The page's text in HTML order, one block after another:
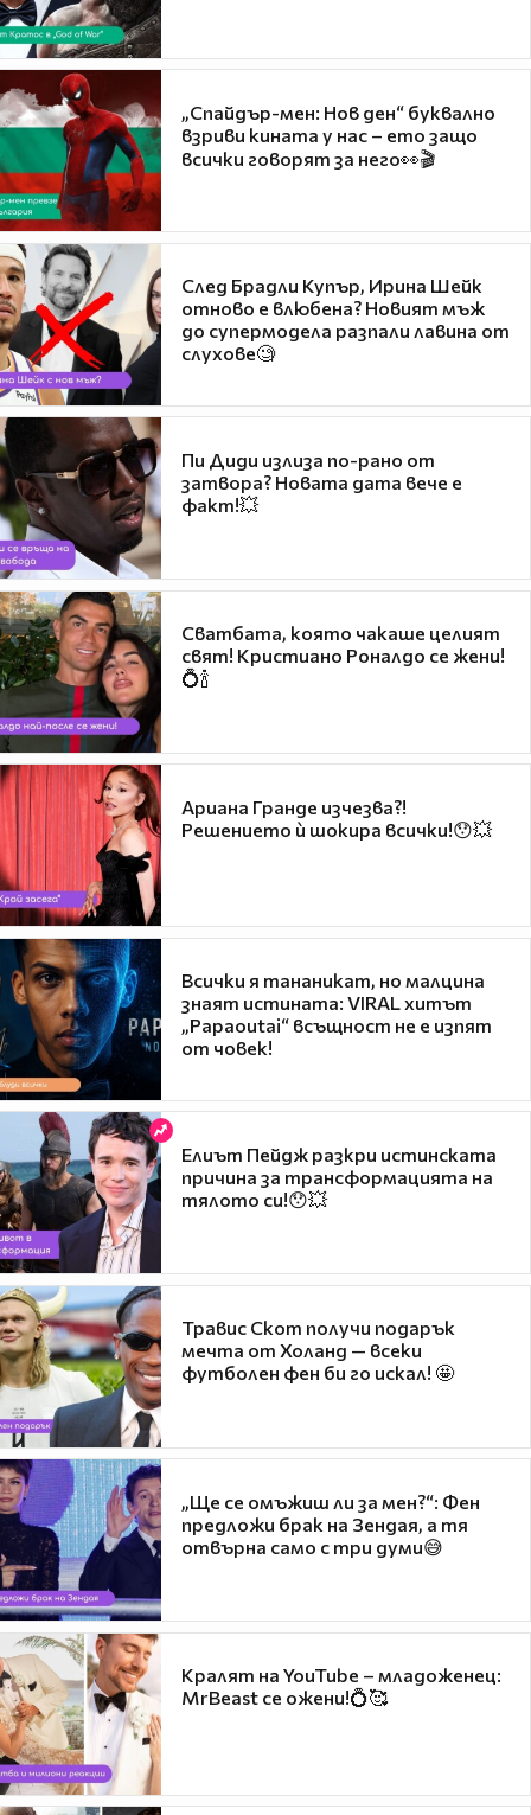
„Спайдър-мен: Нов ден“ буквално
взриви кината у нас – ето защо
всички говорят за него👀🎬
След Брадли Купър, Ирина Шейк
отново е влюбена? Новият мъж
до супермодела разпали лавина от
слухове🧐
Пи Диди излиза по-рано от
затвора? Новата дата вече е
факт!💥
Сватбата, която чакаше целият
свят! Кристиано Роналдо се жени!
💍🍾
Ариана Гранде изчезва?!
Решението ѝ шокира всички!😯💥
Всички я тананикат, но малцина
знаят истината: VIRAL хитът
„Papaoutai“ всъщност не е изпят
от човек!
Елиът Пейдж разкри истинската
причина за трансформацията на
тялото си!😯💥
Травис Скот получи подарък
мечта от Холанд — всеки
футболен фен би го искал! 🤩
„Ще се омъжиш ли за мен?“: Фен
предложи брак на Зендая, а тя
отвърна само с три думи😅
Кралят на YouTube – младоженец:
MrBeast се ожени!💍🥰